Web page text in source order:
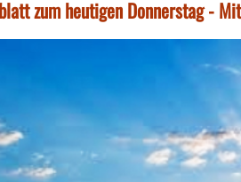
zum heutigen Donnerstag -